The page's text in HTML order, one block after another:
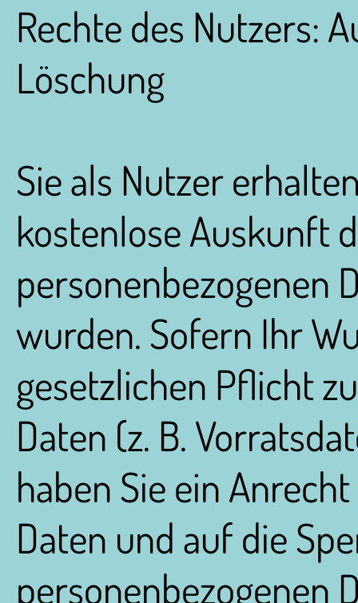
Rechte des Nutzers:
Löschung
Sie als Nutzer
kostenlose Auskunft
personenbezogenen
wurden. Sofern Ihr
gesetzlichen Pflicht
Daten (z. B.
haben Sie ein
Daten und auf die
personenbezogenen